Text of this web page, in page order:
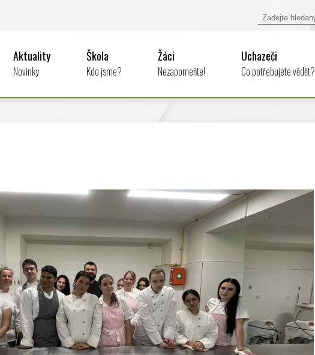
Aktuality
Novinky
Škola
Kdo jsme?
Žáci
Nezapomeňte!
Uchazeči
Co potřebujete vědět?